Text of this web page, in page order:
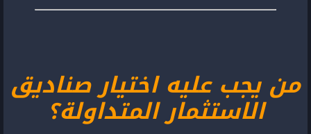
من يجب عليه اختيار صناديق
الاستثمار المتداولة؟